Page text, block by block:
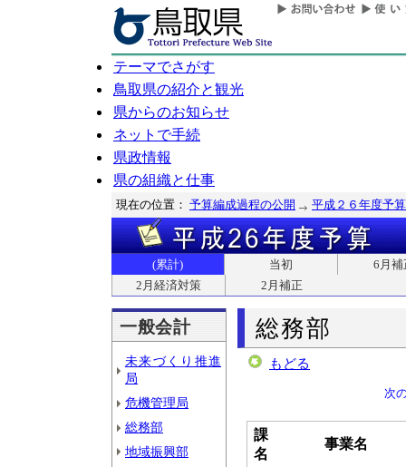
テーマでさがす
鳥取県の紹介と観光
県からのお知らせ
ネットで手続
県政情報
県の組織と仕事
現在の位置： 予算編成過程の公開 平成２６年度予算
(累計) 当初
6月補
2月経済対策
2月補正
一般会計
未来づくり推進
局
危機管理局
総務部
地域振興部
総務部
もどる
次
課
名
事業名